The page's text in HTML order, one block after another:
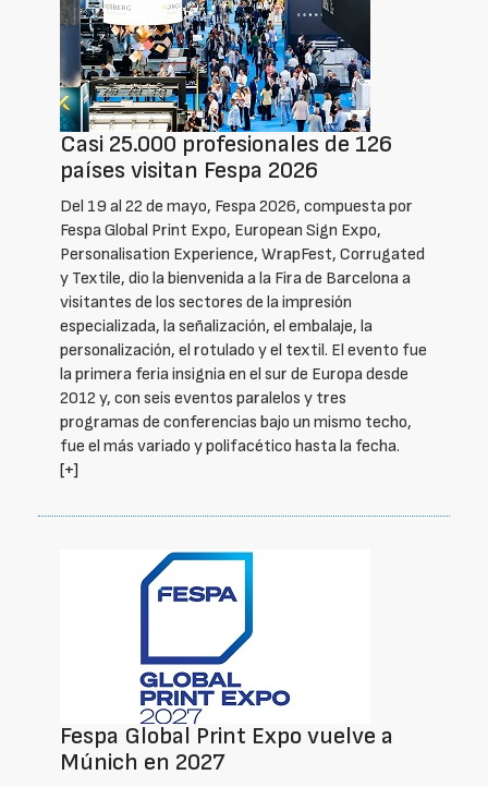
Casi 25.000 profesionales de 126
países visitan Fespa 2026
Del 19 al 22 de mayo, Fespa 2026, compuesta por
Fespa Global Print Expo, European Sign Expo,
Personalisation Experience, WrapFest, Corrugated
y Textile, dio la bienvenida a la Fira de Barcelona a
visitantes de los sectores de la impresión
especializada, la señalización, el embalaje, la
personalización, el rotulado y el textil. El evento fue
la primera feria insignia en el sur de Europa desde
2012 y, con seis eventos paralelos y tres
programas de conferencias bajo un mismo techo,
fue el más variado y polifacético hasta la fecha.
[+]
Fespa Global Print Expo vuelve a
Múnich en 2027